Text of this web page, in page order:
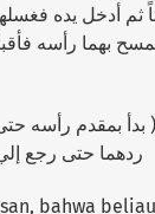
ثم أدخل يده
بهما رأسه
بدأ بمقدم رأسه
ردهما حتى رجع
bahwa